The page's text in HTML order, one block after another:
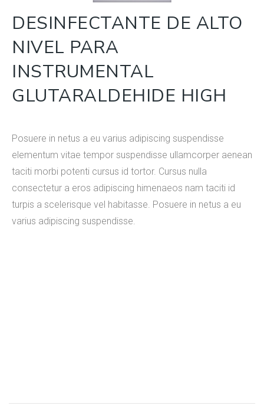
DESINFECTANTE DE ALTO
NIVEL PARA
INSTRUMENTAL
GLUTARALDEHIDE HIGH
Posuere in netus a eu varius adipiscing suspendisse
elementum vitae tempor suspendisse ullamcorper aenean
taciti morbi potenti cursus id tortor. Cursus nulla
consectetur a eros adipiscing himenaeos nam taciti id
turpis a scelerisque vel habitasse. Posuere in netus a eu
varius adipiscing suspendisse.